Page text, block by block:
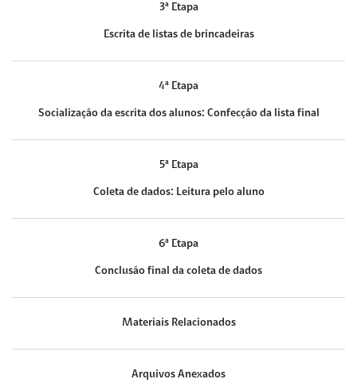
3ª Etapa
Escrita de listas de brincadeiras
4ª Etapa
Socialização da escrita dos alunos: Confecção da lista final
5ª Etapa
Coleta de dados: Leitura pelo aluno
6ª Etapa
Conclusão final da coleta de dados
Materiais Relacionados
Arquivos Anexados